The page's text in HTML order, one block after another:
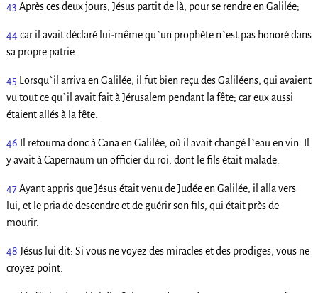
43 Après ces deux jours, Jésus partit de là, pour se rendre en Galilée;
44car il avait déclaré lui-même qu`un prophète n`est pas honoré dans
sa propre patrie.
45 Lorsqu`il arriva en Galilée, il fut bien reçu des Galiléens, qui avaient
vu tout ce qu`il avait fait à Jérusalem pendant la fête; car eux aussi
étaient allés à la fête.
46
Il retourna donc à Cana en Galilée, où il avait changé l`eau en vin. Il
y avait à Capernaüm un officier du roi, dont le fils était malade.
47Ayant appris que Jésus était venu de Judée en Galilée, il alla vers
lui, et le pria de descendre et de guérir son fils, qui était près de
mourir.
48 Jésus lui dit: Si vous ne voyez des miracles et des prodiges, vous ne
croyez point.